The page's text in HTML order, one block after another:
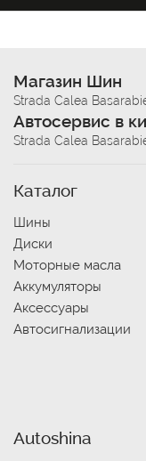
Магазин Шин
Strada Calea
Автосервис в
Strada Calea
Каталог
Шины
Диски
Моторные масла
Аккумуляторы
Аксессуары
Автосигнализации
Autoshina